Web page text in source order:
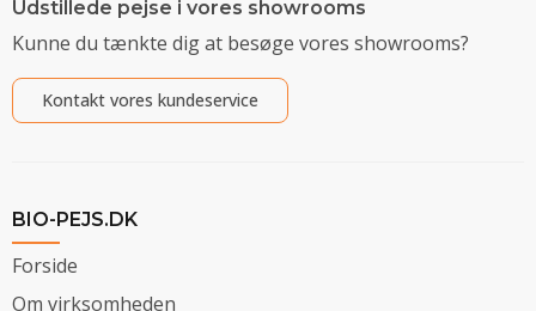
Udstillede pejse i vores showrooms
Kunne du tænkte dig at besøge vores showrooms?
Kontakt vores kundeservice
BIO-PEJS.DK
Forside
Om virksomheden